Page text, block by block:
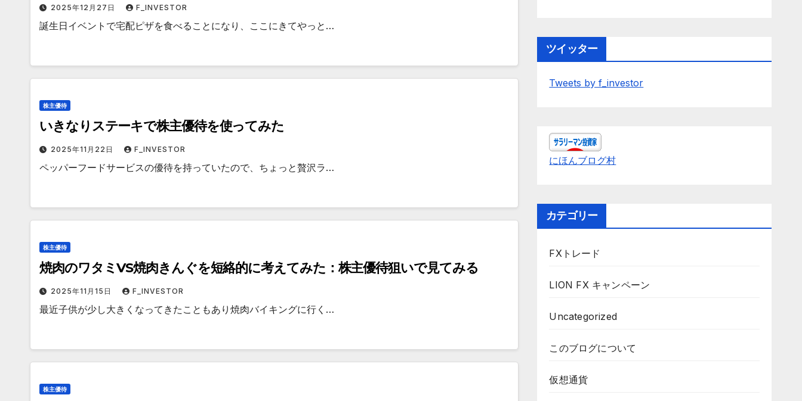
2025年12月27日 F_INVESTOR
誕生日イベントで宅配ピザを食べることになり、ここにきてやっと…
株主優待
いきなりステーキで株主優待を使ってみた
2025年11月22日 F_INVESTOR
ペッパーフードサービスの優待を持っていたので、ちょっと贅沢ラ…
株主優待
焼肉のワタミVS焼肉きんぐを短絡的に考えてみた：株主優待狙いで見てみる
2025年11月15日 F_INVESTOR
最近子供が少し大きくなってきたこともあり焼肉バイキングに行く…
株主優待
ツイッター
Tweets by f_investor
にほんブログ村
カテゴリー
FXトレード
LION FX キャンペーン
Uncategorized
このブログについて
仮想通貨